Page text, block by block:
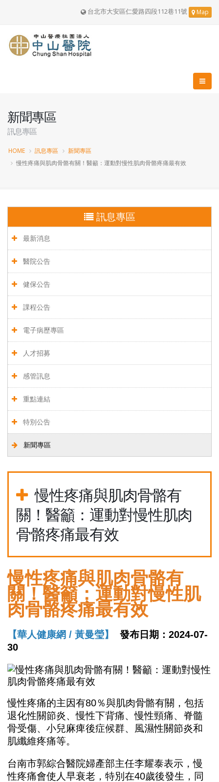
台北市大安區仁愛路四段112巷11號 Map
新聞專區
訊息專區
HOME 訊息專區
新聞專區
慢性疼痛與肌肉骨骼有關！醫籲：運動對慢性肌肉骨骼疼痛最有效
訊息專區
最新消息
醫院公告
健保公告
課程公告
電子病歷專區
人才招募
感管訊息
重點連結
特別公告
新聞專區
慢性疼痛與肌肉骨骼有
關！醫籲：運動對慢性肌肉
骨骼疼痛最有效
慢性疼痛與肌肉骨骼有
關！醫籲：運動對慢性肌
肉骨骼疼痛最有效
【華人健康網 / 黃曼瑩】
發布日期：2024-07-
30
慢性疼痛的主因有80％與肌肉骨骼有關，包括
退化性關節炎、慢性下背痛、慢性頸痛、脊髓
骨受傷、小兒麻痺後症候群、風濕性關節炎和
肌纖維疼痛等。
台南市郭綜合醫院婦產部主任李耀泰表示，慢
性疼痛會使人早衰老，特別在40歲後發生，同